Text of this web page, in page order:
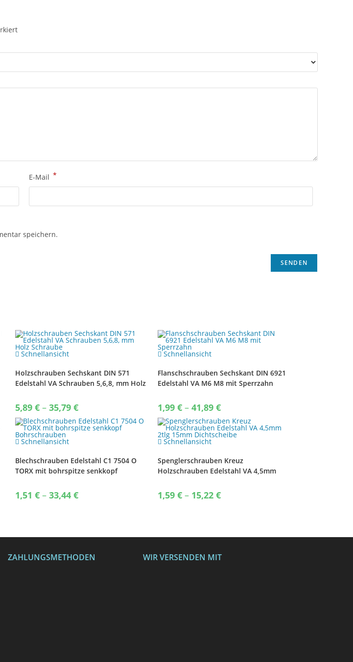
E-Mail *
speichern.
Schnellansicht
Holzschrauben Sechskant DIN 571
Edelstahl VA Schrauben 5,6,8, mm Holz
5,89€ – 35,79€Price
range:
5,89 €
through
35,79 €
Schnellansicht
Flanschschrauben Sechskant DIN 6921
Edelstahl VA M6 M8 mit Sperrzahn
1,99€ – 41,89€Price
range:
1,99 €
through
41,89 €
Schnellansicht
Blechschrauben Edelstahl C1 7504 O
TORX mit bohrspitze senkkopf
1,51€ – 33,44€Price
range:
Schnellansicht
Spenglerschrauben Kreuz
Holzschrauben Edelstahl VA 4,5mm
1,59€ – 15,22€Price
range:
ZAHLUNGSMETHODEN WIR VERSENDEN MIT